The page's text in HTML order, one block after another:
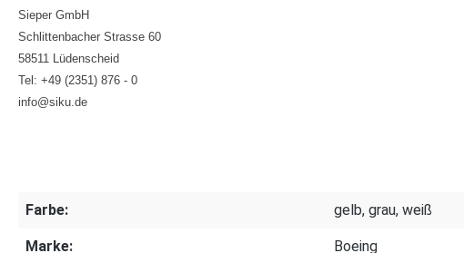
Sieper GmbH
Schlittenbacher Strasse 60
58511 Lüdenscheid
Tel: +49 (2351) 876 - 0
info@siku.de
Farbe: gelb, grau, weiß
Marke: Boeing